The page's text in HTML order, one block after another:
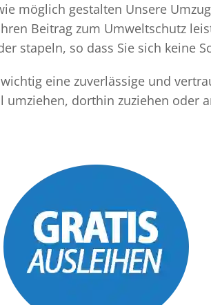
möglich gestalten Unsere
Beitrag zum Umweltschutz
stapeln, so dass Sie sich keine
eine zuverlässige und
umziehen, dorthin zuziehen oder